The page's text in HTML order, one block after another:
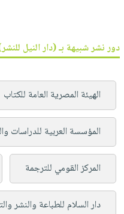
دور نشر شبيهة بـ (دار النيل
الهيئة المصرية العامة للكتاب
المؤسسة العربية للدراسات
المركز القومي للترجمة
دار السلام للطباعة والنشر